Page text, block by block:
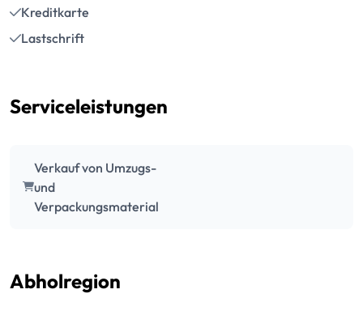
Kreditkarte
Lastschrift
Serviceleistungen
Verkauf von Umzugs-
und
Verpackungsmaterial
Abholregion